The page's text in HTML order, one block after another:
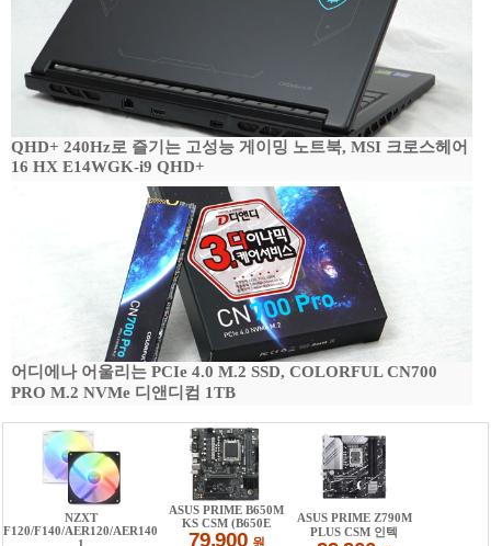
QHD+ 240Hz로 즐기는 고성능 게이밍 노트북, MSI 크로스헤어
16 HX E14WGK-i9 QHD+
어디에나 어울리는 PCIe 4.0 M.2 SSD, COLORFUL CN700
PRO M.2 NVMe 디앤디컴 1TB